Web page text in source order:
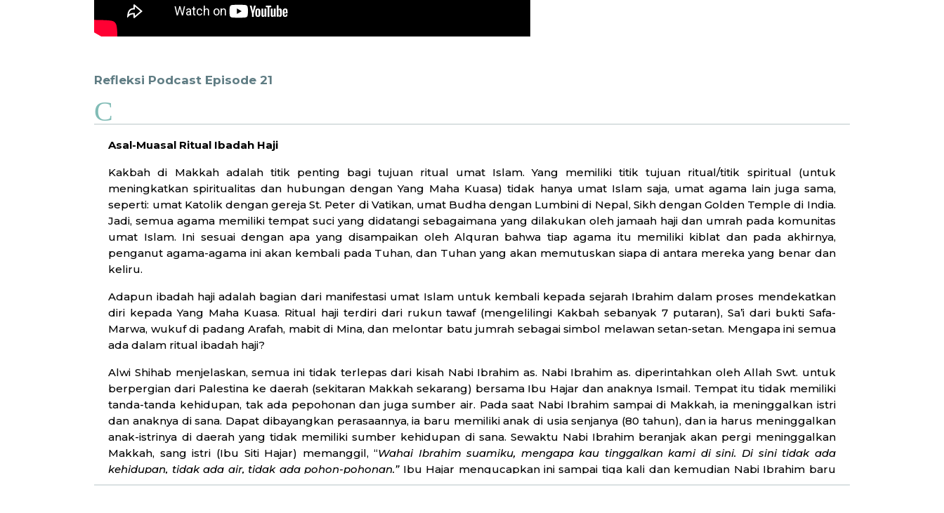
Refleksi Podcast Episode 21
C
Asal-Muasal Ritual Ibadah Haji
Kakbah di Makkah adalah titik penting bagi tujuan ritual umat Islam. Yang memiliki titik tujuan ritual/titik spiritual (untuk
meningkatkan spiritualitas dan hubungan dengan Yang Maha Kuasa) tidak hanya umat Islam saja, umat agama lain juga sama,
seperti: umat Katolik dengan gereja St. Peter di Vatikan, umat Budha dengan Lumbini di Nepal, Sikh dengan Golden Temple di India.
Jadi, semua agama memiliki tempat suci yang didatangi sebagaimana yang dilakukan oleh jamaah haji dan umrah pada komunitas
umat Islam. Ini sesuai dengan apa yang disampaikan oleh Alquran bahwa tiap agama itu memiliki kiblat dan pada akhirnya,
penganut agama-agama ini akan kembali pada Tuhan, dan Tuhan yang akan memutuskan siapa di antara mereka yang benar dan
keliru.
Adapun ibadah haji adalah bagian dari manifestasi umat Islam untuk kembali kepada sejarah Ibrahim dalam proses mendekatkan
diri kepada Yang Maha Kuasa. Ritual haji terdiri dari rukun tawaf (mengelilingi Kakbah sebanyak 7 putaran), Sa’i dari bukti Safa-
Marwa, wukuf di padang Arafah, mabit di Mina, dan melontar batu jumrah sebagai simbol melawan setan-setan. Mengapa ini semua
ada dalam ritual ibadah haji?
Alwi Shihab menjelaskan, semua ini tidak terlepas dari kisah Nabi Ibrahim as. Nabi Ibrahim as. diperintahkan oleh Allah Swt. untuk
berpergian dari Palestina ke daerah (sekitaran Makkah sekarang) bersama Ibu Hajar dan anaknya Ismail. Tempat itu tidak memiliki
tanda-tanda kehidupan, tak ada pepohonan dan juga sumber air. Pada saat Nabi Ibrahim sampai di Makkah, ia meninggalkan istri
dan anaknya di sana. Dapat dibayangkan perasaannya, ia baru memiliki anak di usia senjanya (80 tahun), dan ia harus meninggalkan
anak-istrinya di daerah yang tidak memiliki sumber kehidupan di sana. Sewaktu Nabi Ibrahim beranjak akan pergi meninggalkan
Makkah, sang istri (Ibu Siti Hajar) memanggil, “Wahai Ibrahim suamiku, mengapa kau tinggalkan kami di sini. Di sini tidak ada
kehidupan, tidak ada air, tidak ada pohon-pohonan.” Ibu Hajar mengucapkan ini sampai tiga kali dan kemudian Nabi Ibrahim baru
menoleh. Kemudian Ibu Hajar bertanya pada suaminya, “Apakah ini perintah Allah kepadamu wahai Ibrahim?”Kemudian Nabi